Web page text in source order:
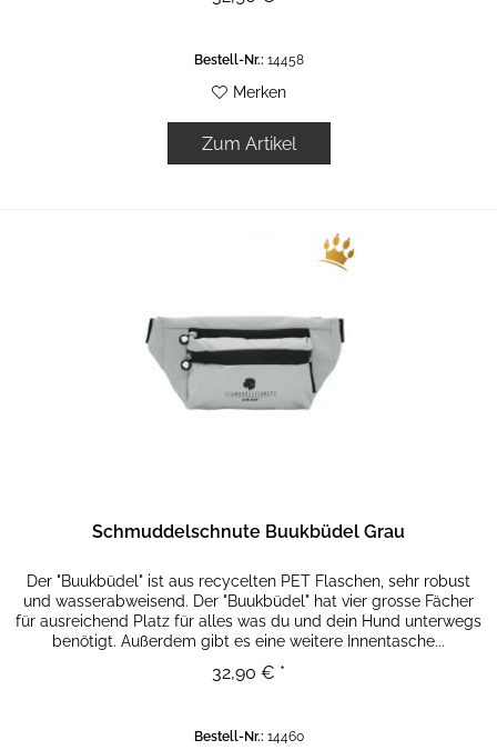
Bestell-Nr.: 14458
Merken
Zum Artikel
Schmuddelschnute Buukbüdel Grau
Der "Buukbüdel" ist aus recycelten PET Flaschen, sehr robust
und wasserabweisend. Der "Buukbüdel" hat vier grosse Fächer
für ausreichend Platz für alles was du und dein Hund unterwegs
benötigt. Außerdem gibt es eine weitere Innentasche...
32,90 € *
Bestell-Nr.: 14460